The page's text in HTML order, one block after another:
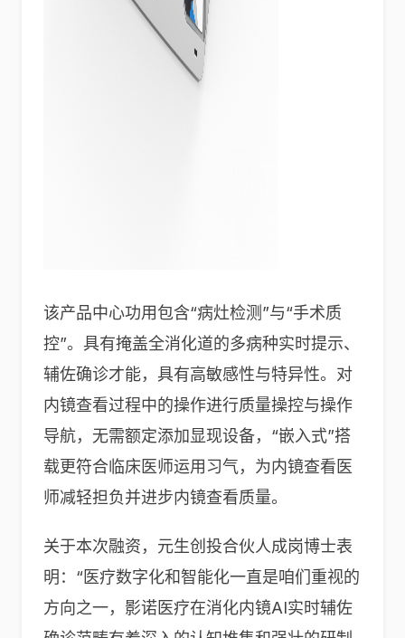
该产品中心功用包含“病灶检测”与“手术质
控”。具有掩盖全消化道的多病种实时提示、
辅佐确诊才能，具有高敏感性与特异性。对
内镜查看过程中的操作进行质量操控与操作
导航，无需额定添加显现设备，“嵌入式”搭
载更符合临床医师运用习气，为内镜查看医
师减轻担负并进步内镜查看质量。
关于本次融资，元生创投合伙人成岗博士表
明：“医疗数字化和智能化一直是咱们重视的
方向之一，影诺医疗在消化内镜AI实时辅佐